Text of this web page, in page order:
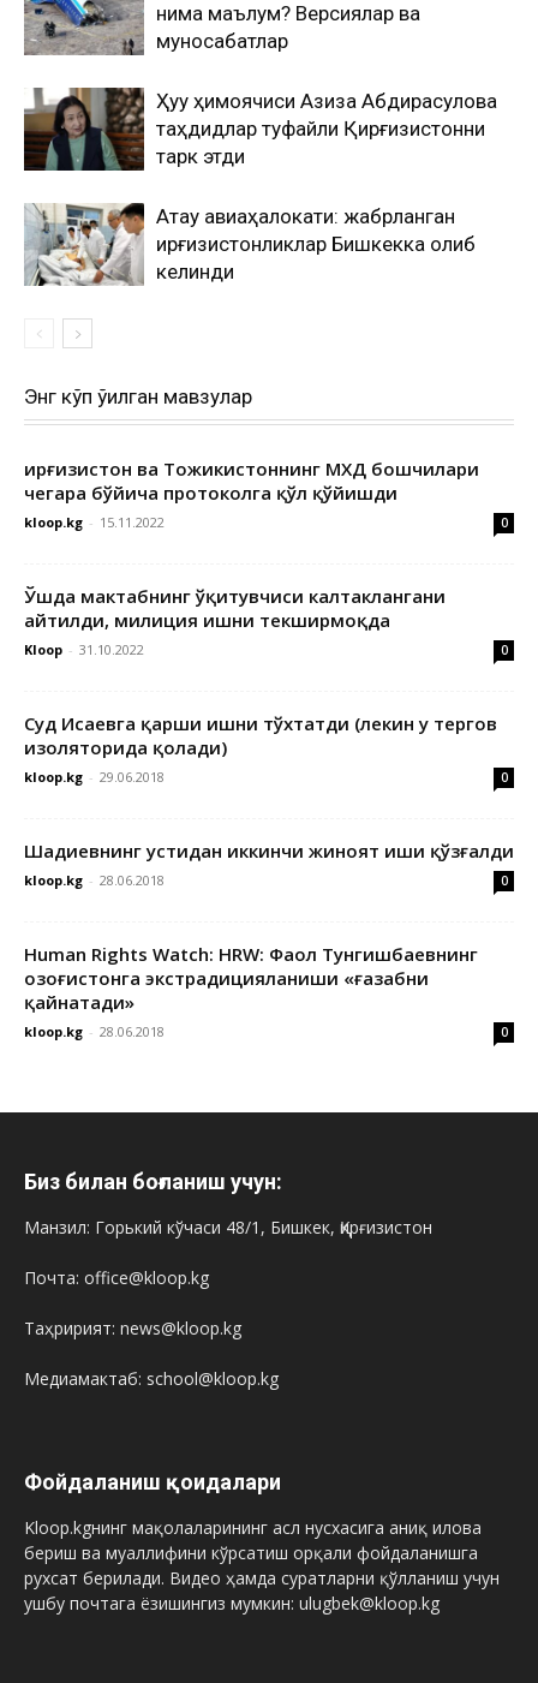
нима маълум? Версиялар ва
муносабатлар
Ҳуқуқ ҳимоячиси Азиза Абдирасулова
таҳдидлар туфайли Қирғизистонни
тарк этди
Ақтау авиаҳалокати: жабрланган
қирғизистонликлар Бишкекка олиб
келинди
Энг кўп ўқилган мавзулар
Қирғизистон ва Тожикистоннинг МХДҚ бошчилари
чегара бўйича протоколга қўл қўйишди
kloop.kg - 15.11.2022 0
Ўшда мактабнинг ўқитувчиси калтаклангани
айтилди, милиция ишни текширмоқда
Kloop - 31.10.2022 0
Суд Исаевга қарши ишни тўхтатди (лекин у тергов
изоляторида қолади)
kloop.kg - 29.06.2018 0
Шадиевнинг устидан иккинчи жиноят иши қўзғалди
kloop.kg - 28.06.2018 0
Human Rights Watch: HRW: Фаол Тунгишбаевнинг
Қозоғистонга экстрадицияланиши «ғазабни
қайнатади»
kloop.kg - 28.06.2018 0
Биз билан боғланиш учун:
Манзил: Горький кўчаси 48/1, Бишкек, Қирғизистон
Почта: office@kloop.kg
Таҳририят: news@kloop.kg
Медиамактаб: school@kloop.kg
Фойдаланиш қоидалари
Kloop.kgнинг мақолаларининг асл нусхасига аниқ илова
бериш ва муаллифини кўрсатиш орқали фойдаланишга
рухсат берилади. Видео ҳамда суратларни қўлланиш учун
ушбу почтага ёзишингиз мумкин: ulugbek@kloop.kg